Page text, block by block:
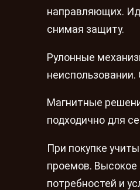
направляющих.
снимая защиту.
Рулонные
Магнитные
подходично для
При покупке
проемов. Высокое
потребностей и